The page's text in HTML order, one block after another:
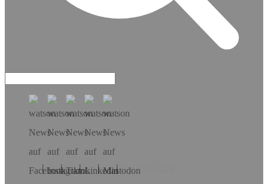
Hol dir die App!